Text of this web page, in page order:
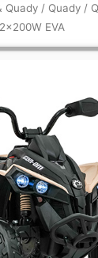
Quady / Quady /
EVA